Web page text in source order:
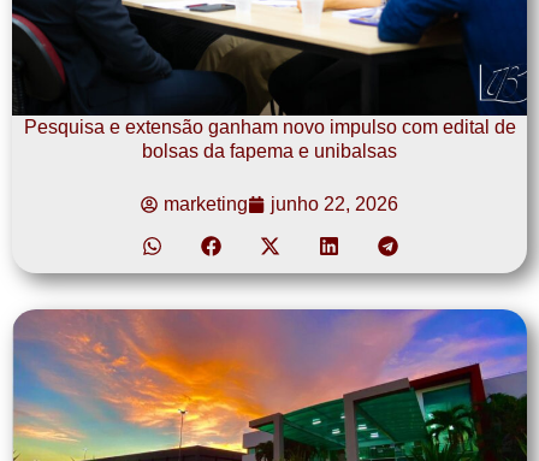
Pesquisa e extensão ganham novo impulso com edital de
bolsas da fapema e unibalsas
marketing junho 22, 2026